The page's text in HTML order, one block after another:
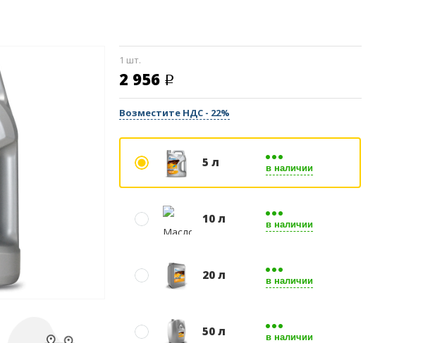
1 шт.
2 956
Возместите НДС - 22%
5 л в наличии
10 л в наличии
20 л в наличии
50 л в наличии